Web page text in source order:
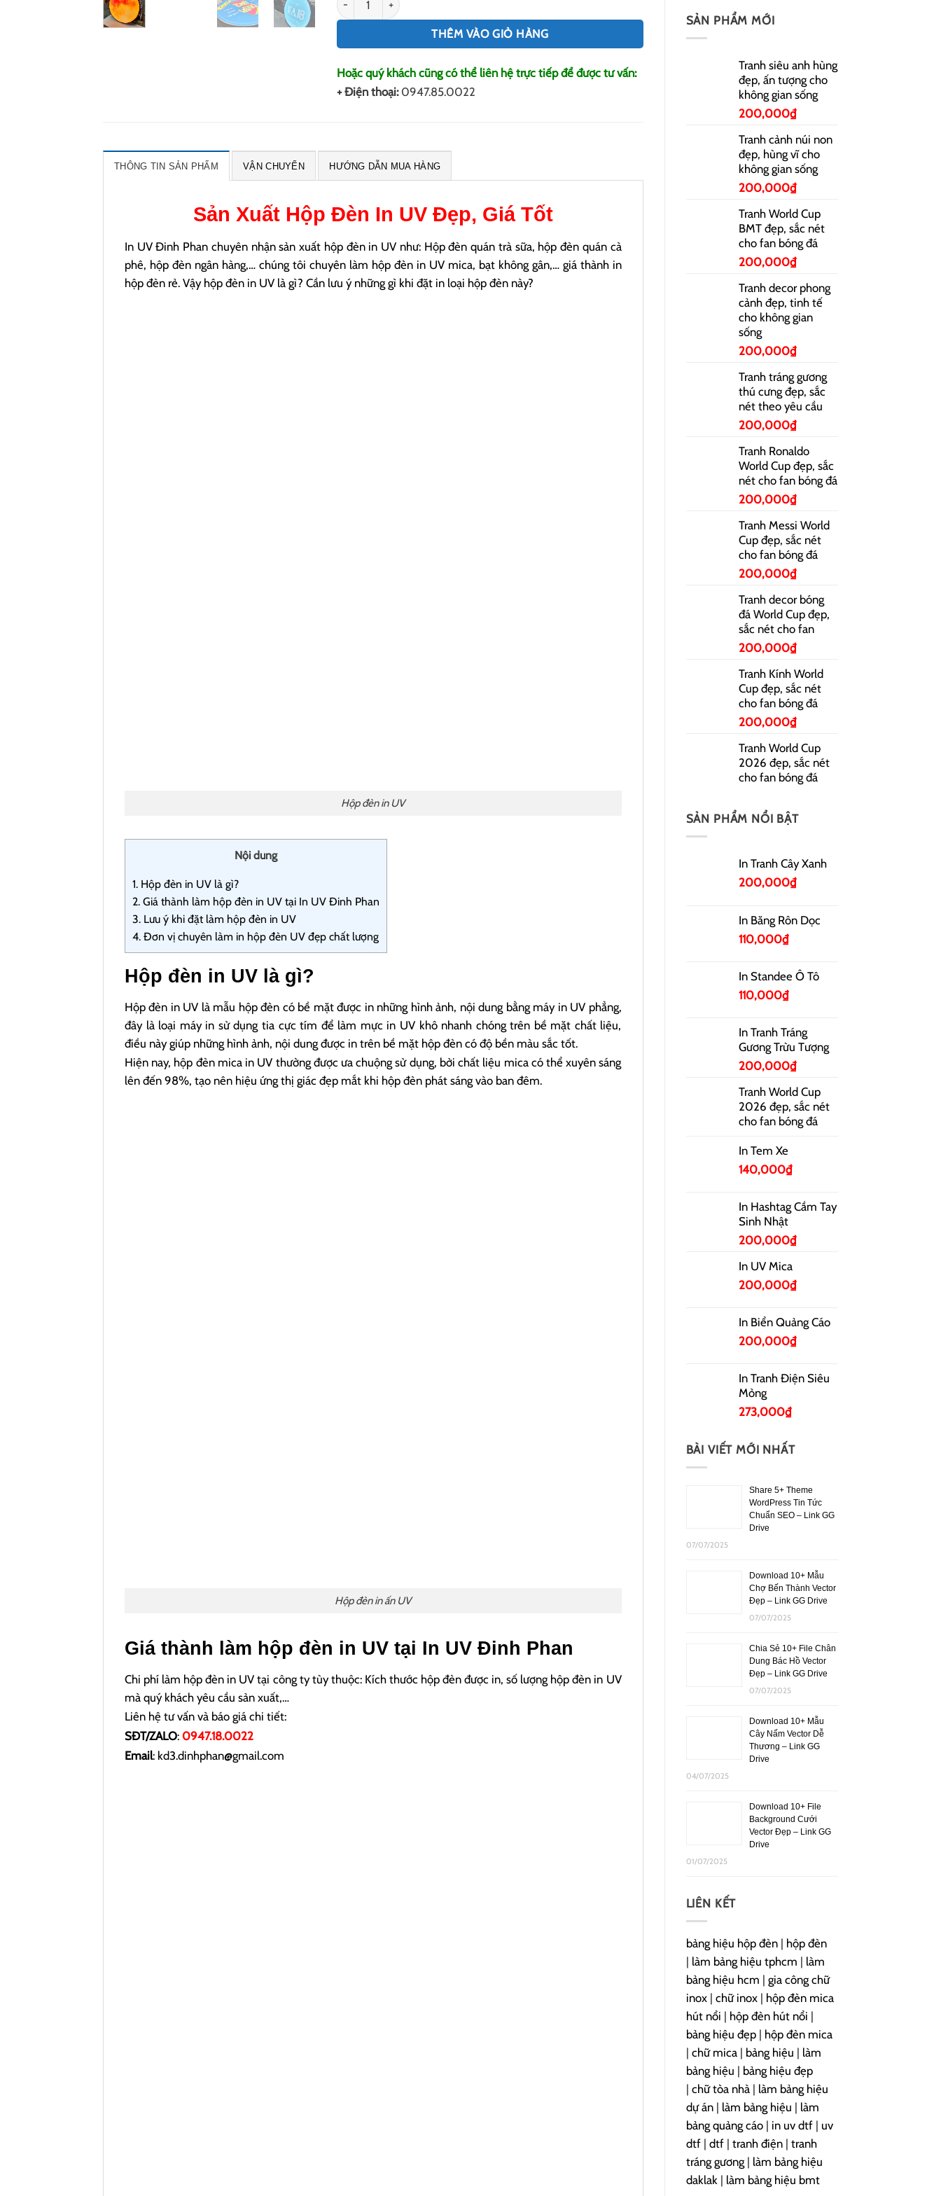
SẢN PHẨM MỚI
Tranh siêu anh hùng
đẹp, ấn tượng cho
không gian sống
200,000₫
Tranh cảnh núi non
đẹp, hùng vĩ cho
không gian sống
200,000₫
Tranh World Cup
BMT đẹp, sắc nét
cho fan bóng đá
200,000₫
Tranh decor phong
cảnh đẹp, tinh tế
cho không gian
sống
200,000₫
Tranh tráng gương
thú cưng đẹp, sắc
nét theo yêu cầu
200,000₫
Tranh Ronaldo
World Cup đẹp, sắc
nét cho fan bóng đá
200,000₫
Tranh Messi World
Cup đẹp, sắc nét
cho fan bóng đá
200,000₫
Tranh decor bóng
đá World Cup đẹp,
sắc nét cho fan
200,000₫
Tranh Kính World
Cup đẹp, sắc nét
cho fan bóng đá
200,000₫
Tranh World Cup
2026 đẹp, sắc nét
cho fan bóng đá
SẢN PHẨM NỔI BẬT
In Tranh Cây Xanh
200,000₫
In Băng Rôn Dọc
110,000₫
In Standee Ô Tô
110,000₫
In Tranh Tráng
Gương Trừu Tượng
200,000₫
Tranh World Cup
2026 đẹp, sắc nét
cho fan bóng đá
In Tem Xe
140,000₫
In Hashtag Cầm Tay
Sinh Nhật
200,000₫
In UV Mica
200,000₫
In Biển Quảng Cáo
200,000₫
In Tranh Điện Siêu
Mỏng
273,000₫
BÀI VIẾT MỚI NHẤT
Share 5+ Theme
WordPress Tin Tức
Chuẩn SEO – Link GG
Drive
07/07/2025
Download 10+ Mẫu
Chợ Bến Thành Vector
Đẹp – Link GG Drive
07/07/2025
Chia Sẻ 10+ File Chân
Dung Bác Hồ Vector
Đẹp – Link GG Drive
07/07/2025
Download 10+ Mẫu
Cây Nấm Vector Dễ
Thương – Link GG
Drive
04/07/2025
Download 10+ File
Background Cưới
Vector Đẹp – Link GG
Drive
01/07/2025
LIÊN KẾT
bảng hiệu hộp đèn| hộp đèn
| làm bảng hiệu tphcm | làm
bảng hiệu hcm | gia công chữ
inox| chữ inox| hộp đèn mica
hút nổi | hộp đèn hút nổi |
bảng hiệu đẹp| hộp đèn mica
| chữ mica| bảng hiệu | làm
bảng hiệu | bảng hiệu đẹp
| chữ tòa nhà| làm bảng hiệu
dự án| làm bảng hiệu | làm
bảng quảng cáo| in uv dtf| uv
dtf| dtf| tranh điện| tranh
tráng gương| làm bảng hiệu
daklak | làm bảng hiệu bmt
THÊM VÀO GIỎ HÀNG
Hoặc quý khách cũng có thể liên hệ trực tiếp để được tư vấn:
+ Điện thoại: 0947.85.0022
THÔNG TIN SẢN PHẨM VẬN CHUYỂN HƯỚNG DẪN MUA HÀNG
Sản Xuất Hộp Đèn In UVĐẹp, Giá Tốt
In UV Đinh Phan chuyên nhận sản xuất hộp đèn in UV như: Hộp đèn quán trà sữa, hộp đèn quán cà
phê, hộp đèn ngân hàng,… chúng tôi chuyên làm hộp đèn in UV mica, bạt không gân,… giá thành in
hộp đèn rẻ. Vậy hộp đèn in UV là gì? Cần lưu ý những gì khi đặt in loại hộp đèn này?
Hộp đèn in UV
Nội dung
1. Hộp đèn in UV là gì?
2. Giá thành làm hộp đèn in UV tại In UV Đinh Phan
3. Lưu ý khi đặt làm hộp đèn in UV
4. Đơn vị chuyên làm in hộp đèn UV đẹp chất lượng
Hộp đèn in UV là gì?
Hộp đèn in UV là mẫu hộp đèn có bề mặt được in những hình ảnh, nội dung bằng máy in UV phẳng,
đây là loại máy in sử dụng tia cực tím để làm mực in UV khô nhanh chóng trên bề mặt chất liệu,
điều này giúp những hình ảnh, nội dung được in trên bề mặt hộp đèn có độ bền màu sắc tốt.
Hiện nay, hộp đèn mica in UV thường được ưa chuộng sử dụng, bởi chất liệu mica có thể xuyên sáng
lên đến 98%, tạo nên hiệu ứng thị giác đẹp mắt khi hộp đèn phát sáng vào ban đêm.
Hộp đèn in ấn UV
Giá thành làm hộp đèn in UV tại In UV Đinh Phan
Chi phí làm hộp đèn in UV tại công ty tùy thuộc: Kích thước hộp đèn được in, số lượng hộp đèn in UV
mà quý khách yêu cầu sản xuất,…
Liên hệ tư vấn và báo giá chi tiết:
SĐT/ZALO: 0947.18.0022
Email: kd3.dinhphan@gmail.com